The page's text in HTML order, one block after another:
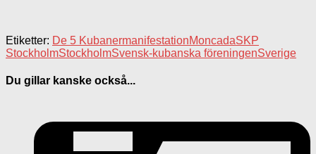
Etiketter: De 5 KubanermanifestationMoncadaSKP
StockholmStockholmSvensk-kubanska föreningenSverige
Du gillar kanske också...